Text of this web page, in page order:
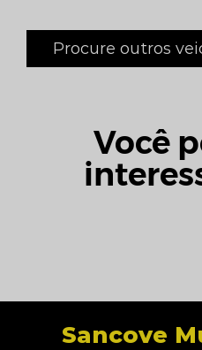
Procure outros
Você
Sancove